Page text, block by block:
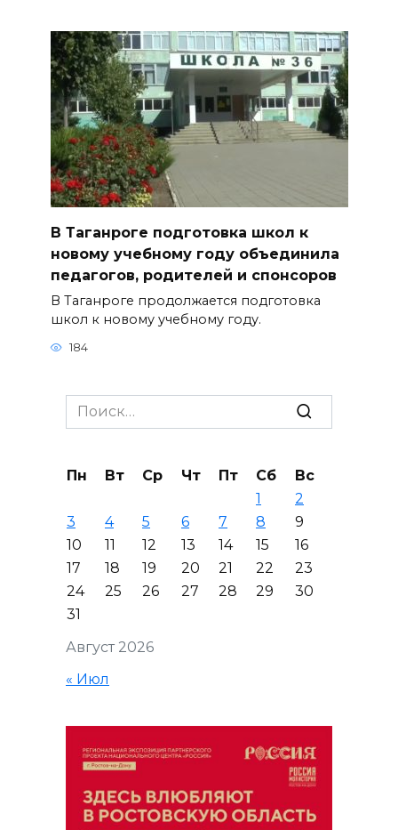
В Таганроге подготовка школ к
новому учебному году объединила
педагогов, родителей и спонсоров
В Таганроге продолжается подготовка
школ к новому учебному году.
184
Search
for:
Август 2026
Пн Вт Ср Чт Пт Сб
Вс
1
2
3
4 5 6 7 8
9
10
11 12 13 14 15
16
17
18 19 20 21 22
23
24
25 26 27 28 29
30
31
« Июл